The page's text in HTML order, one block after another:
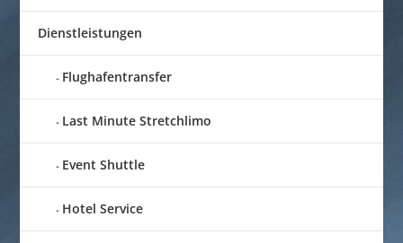
Dienstleistungen
Flughafentransfer
Last Minute Stretchlimo
Event Shuttle
Hotel Service